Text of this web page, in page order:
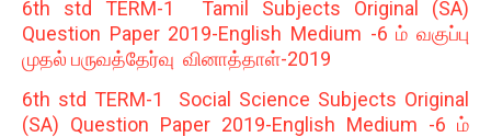
6th std TERM-1 Tamil Subjects Original (SA)
Question Paper 2019-English Medium -6 ம் வகுப்பு
முதல் பருவத்தேர்வு வினாத்தாள்-2019
6th std TERM-1 Social Science Subjects Original
(SA) Question Paper 2019-English Medium -6 ம்